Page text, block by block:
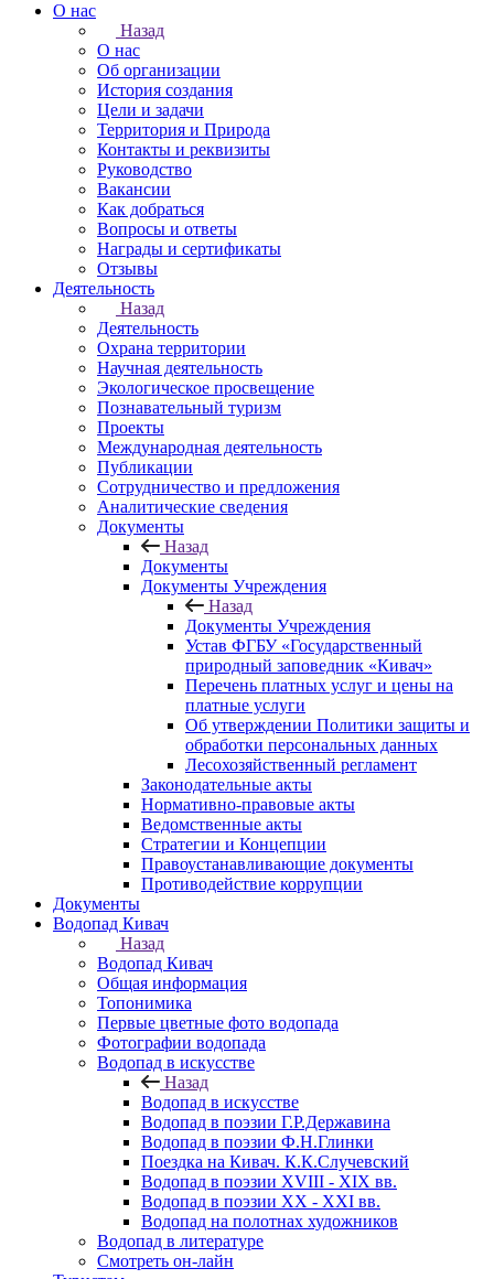
О нас
Назад
О нас
Об организации
История создания
Цели и задачи
Территория и Природа
Контакты и реквизиты
Руководство
Вакансии
Как добраться
Вопросы и ответы
Награды и сертификаты
Отзывы
Деятельность
Назад
Деятельность
Охрана территории
Научная деятельность
Экологическое просвещение
Познавательный туризм
Проекты
Международная деятельность
Публикации
Сотрудничество и предложения
Аналитические сведения
Документы
Назад
Документы
Документы Учреждения
Назад
Документы Учреждения
Устав ФГБУ «Государственный
природный заповедник «Кивач»
Перечень платных услуг и цены на
платные услуги
Об утверждении Политики защиты и
обработки персональных данных
Лесохозяйственный регламент
Законодательные акты
Нормативно-правовые акты
Ведомственные акты
Стратегии и Концепции
Правоустанавливающие документы
Противодействие коррупции
Документы
Водопад Кивач
Назад
Водопад Кивач
Общая информация
Топонимика
Первые цветные фото водопада
Фотографии водопада
Водопад в искусстве
Назад
Водопад в искусстве
Водопад в поэзии Г.Р.Державина
Водопад в поэзии Ф.Н.Глинки
Поездка на Кивач. К.К.Случевский
Водопад в поэзии XVIII - XIX вв.
Водопад в поэзии XX - XXI вв.
Водопад на полотнах художников
Водопад в литературе
Смотреть он-лайн